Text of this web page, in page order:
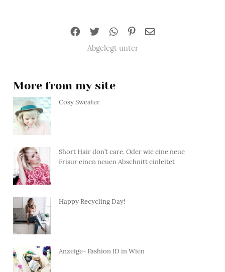
Abgelegt unter
More from my site
Cosy Sweater
Short Hair don’t care. Oder wie eine neue
Frisur einen neuen Abschnitt einleitet
Happy Recycling Day!
Anzeige- Fashion ID in Wien